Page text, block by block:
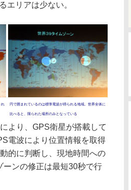
エリアは少ない。
れ 円で囲まれているのは標準電波が得られる地域。世界全体に
比べると、限られた場所のみとなっている
より、GPS衛星が搭載して
電波により位置情報を取得
的に判断し、現地時間への
ーンの修正は最短30秒で行